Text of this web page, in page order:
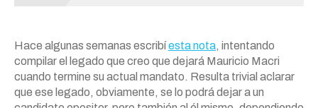
Hace algunas semanas escribíesta nota, intentando
compilar el legado que creo que dejará Mauricio Macri
cuando termine su actual mandato. Resulta trivial aclarar
que ese legado, obviamente, se lo podrá dejar a un